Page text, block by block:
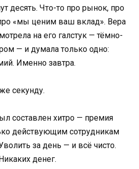
десять. Что-то про рынок, про
«мы ценим ваш вклад». Вера
на его галстук — тёмно-
— и думала только одно:
Именно завтра.
секунду.
составлен хитро — премия
действующим сотрудникам
за день — и всё чисто.
денег.